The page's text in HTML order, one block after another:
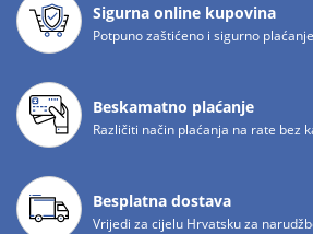
Sigurna online kupovina
Potpuno zaštićeno i sigurno plaćanje
Beskamatno plaćanje
Različiti način plaćanja na rate bez
Besplatna dostava
Vrijedi za cijelu Hrvatsku za